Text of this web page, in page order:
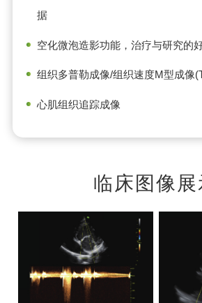
据
空化微泡造影功能，治疗与研究的
组织多普勒成像/组织速度M型成像
心肌组织追踪成像
临床图像展